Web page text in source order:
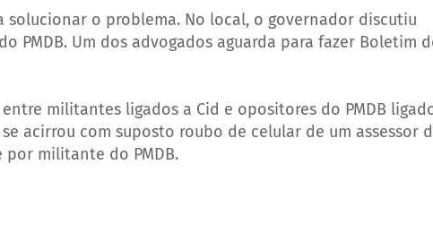
o problema. No local, o governador discutiu
PMDB. Um dos advogados aguarda para fazer Boletim
militantes ligados a Cid e opositores do PMDB
acirrou com suposto roubo de celular de um assessor
por militante do PMDB.